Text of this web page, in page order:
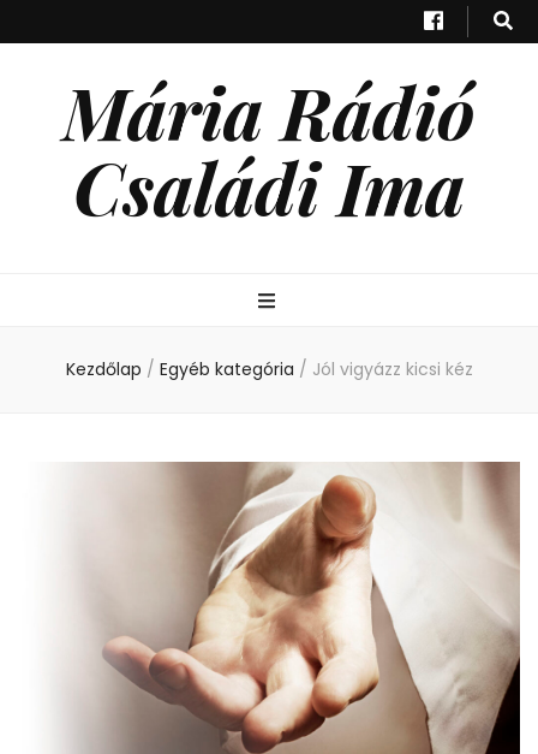
Mária Rádió
Családi Ima
Kezdőlap / Egyéb kategória / Jól vigyázz kicsi kéz